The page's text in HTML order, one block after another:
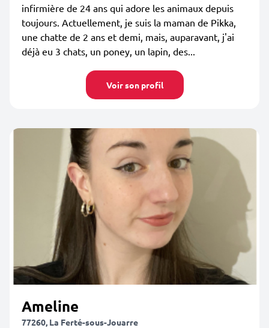
infirmière de 24 ans qui adore les animaux depuis
toujours. Actuellement, je suis la maman de Pikka,
une chatte de 2 ans et demi, mais, auparavant, j'ai
déjà eu 3 chats, un poney, un lapin, des...
Voir son profil
Ameline
77260, La Ferté-sous-Jouarre